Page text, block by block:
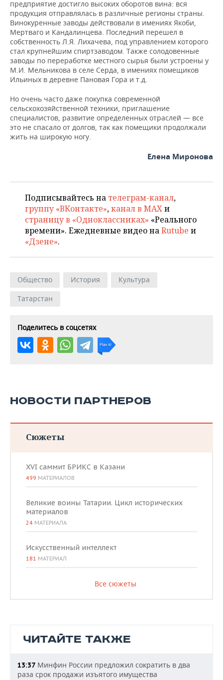
предприятие достигло высоких оборотов вина: вся
продукция отправлялась в различные регионы страны.
Винокуренные заводы действовали в имениях Якоби,
Мертваго и Кандалинцева. Последний перешел в
собственность Л.Я. Лихачева, под управлением которого
стал крупнейшим спиртзаводом. Также солодовенные
заводы по переработке местного сырья были устроены у
М.И. Мельникова в селе Серда, в имениях помещиков
Ильиных в деревне Пановая Гора и т.д.
Но очень часто даже покупка современной
сельскохозяйственной техники, приглашение
специалистов, развитие определенных отраслей — все
это не спасало от долгов, так как помещики продолжали
жить на широкую ногу.
Елена Миронова
Подписывайтесь на телеграм-канал,
группу «ВКонтакте»,канал в MAXи
страницу в «Одноклассниках» «Реального
времени». Ежедневные видео наRutube и
«Дзене».
Общество История
Культура
Татарстан
Поделитесь в соцсетях
НОВОСТИ ПАРТНЕРОВ
Сюжеты
XVI саммит БРИКС в Казани
499 МАТЕРИАЛОВ
Великие воины Татарии. Цикл исторических
материалов
24 МАТЕРИАЛА
Искусственный интеллект
181 МАТЕРИАЛ
Все сюжеты
ЧИТАЙТЕ ТАКЖЕ
13:37 Минфин России предложил сократить в два
раза срок продажи изъятого имущества